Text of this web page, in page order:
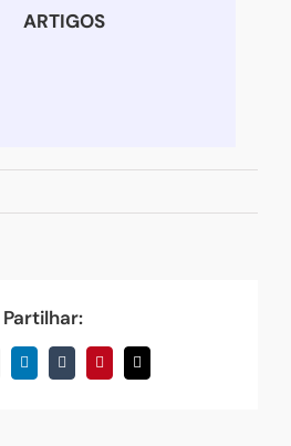
ARTIGOS
Partilhar:
LinkedInTumblrPinterestEmail
(necessário